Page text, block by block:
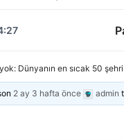
Dünyanın en sıcak 50
2 ay 3 hafta önce admin